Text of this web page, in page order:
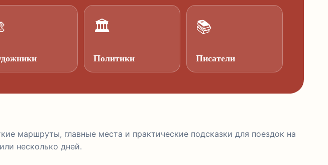
🏛
Политики
📚
Писатели
маршруты, главные места и практические подсказки для поездок на
несколько дней.